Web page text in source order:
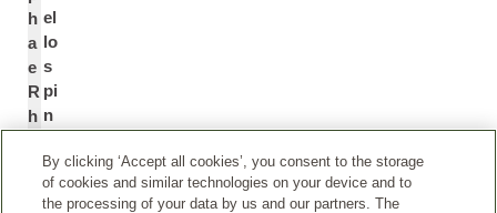
h
a
e
R
h
el
lo
s
pi
n
s
o
By clicking ‘Accept all cookies’, you consent to the storage
of cookies and similar technologies on your device and to
the processing of your data by us and our partners. The